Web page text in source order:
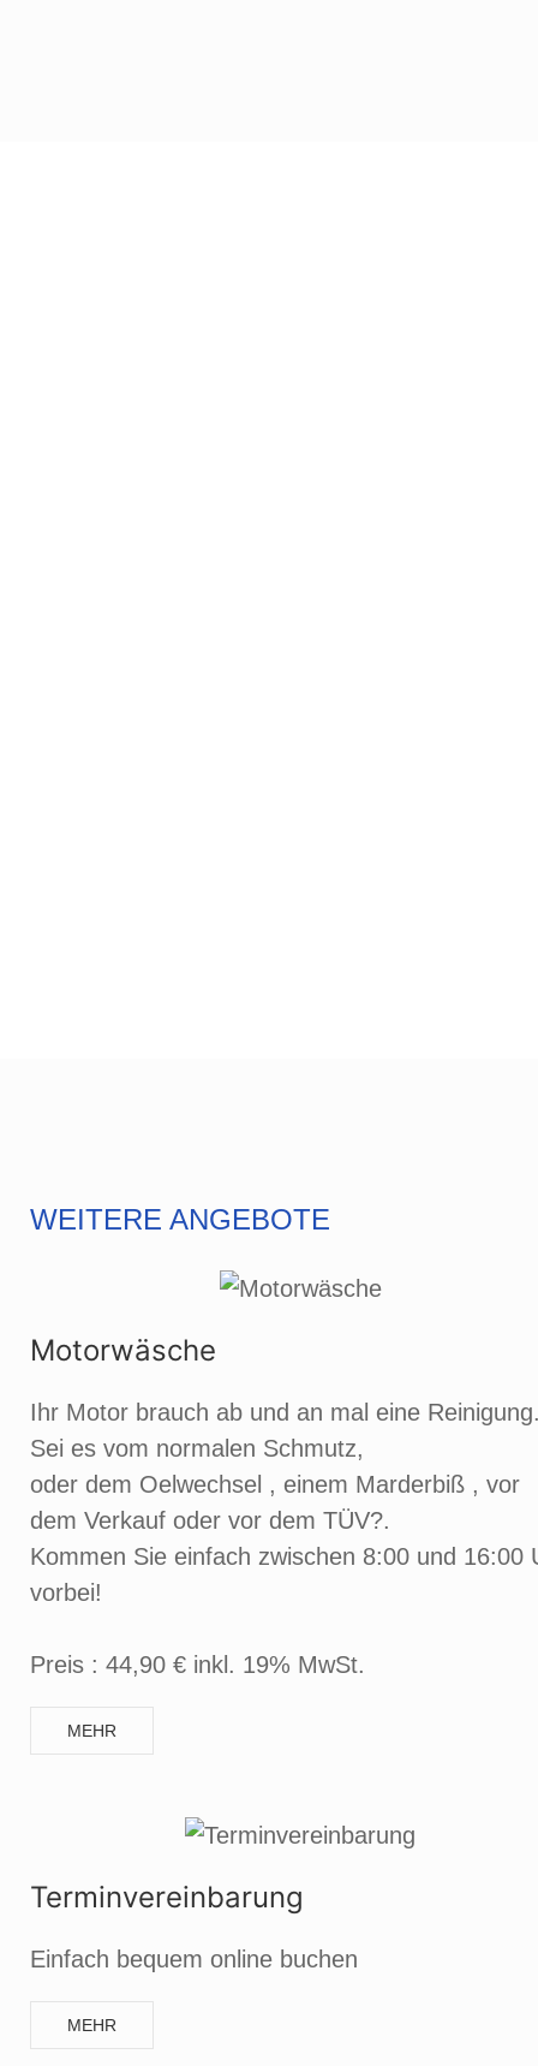
WEITERE ANGEBOTE
Motorwäsche
Ihr Motor brauch ab und an mal eine
Sei es vom normalen Schmutz,
oder dem Oelwechsel , einem Marderbiß , vor
dem Verkauf oder vor dem TÜV?.
Kommen Sie einfach zwischen 8:00 und 16:00
vorbei!
Preis : 44,90 € inkl. 19% MwSt.
MEHR
Terminvereinbarung
Einfach bequem online buchen
MEHR